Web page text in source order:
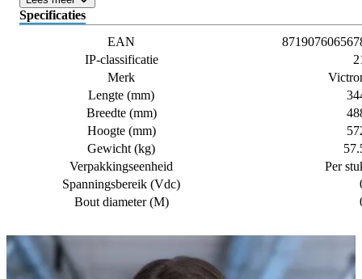
Specificaties
EAN
IP-classificatie
Merk
Lengte (mm)
Breedte (mm)
Hoogte (mm)
Gewicht (kg)
Verpakkingseenheid
Per
Spanningsbereik (Vdc)
Bout diameter (M)